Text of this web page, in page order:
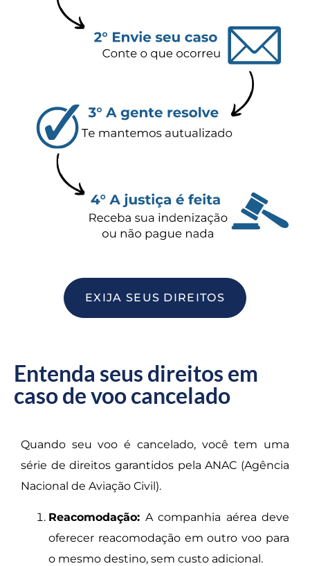
EXIJA SEUS DIREITOS
Entenda seus direitos em
caso de voo cancelado
Quando seu voo é cancelado, você tem uma
série de direitos garantidos pela ANAC (Agência
Nacional de Aviação Civil).
Reacomodação: A companhia aérea deve
oferecer reacomodação em outro voo para
o mesmo destino, sem custo adicional.